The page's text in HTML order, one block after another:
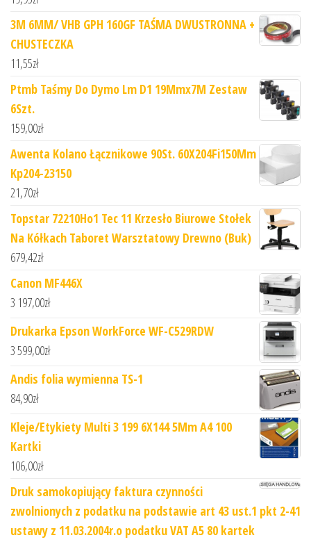
3M 6MM/ VHB GPH 160GF TAŚMA DWUSTRONNA +
CHUSTECZKA
11,55zł
Ptmb Taśmy Do Dymo Lm D1 19Mmx7M Zestaw
6Szt.
159,00zł
Awenta Kolano Łącznikowe 90St. 60X204Fi150Mm
Kp204-23150
21,70zł
Topstar 72210Ho1 Tec 11 Krzesło Biurowe Stołek
Na Kółkach Taboret Warsztatowy Drewno (Buk)
679,42zł
Canon MF446X
3 197,00zł
Drukarka Epson WorkForce WF-C529RDW
3 599,00zł
Andis folia wymienna TS-1
84,90zł
Kleje/Etykiety Multi 3 199 6X144 5Mm A4 100
Kartki
106,00zł
Druk samokopiujący faktura czynności
zwolnionych z podatku na podstawie art 43 ust.1 pkt 2-41
ustawy z 11.03.2004r.o podatku VAT A5 80 kartek